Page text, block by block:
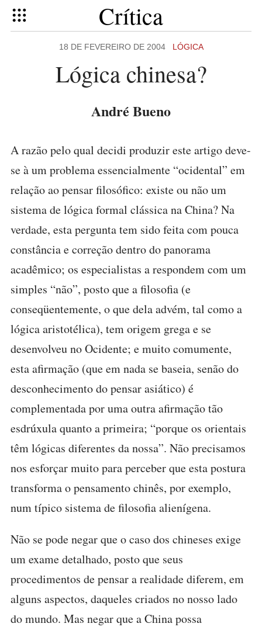
Crítica
18 DE FEVEREIRO DE 2004 LÓGICA
Lógica chinesa?
André Bueno
A razão pelo qual decidi produzir este artigo deve-
se à um problema essencialmente “ocidental” em
relação ao pensar filosófico: existe ou não um
sistema de lógica formal clássica na China? Na
verdade, esta pergunta tem sido feita com pouca
constância e correção dentro do panorama
acadêmico; os especialistas a respondem com um
simples “não”, posto que a filosofia (e
conseqüentemente, o que dela advém, tal como a
lógica aristotélica), tem origem grega e se
desenvolveu no Ocidente; e muito comumente,
esta afirmação (que em nada se baseia, senão do
desconhecimento do pensar asiático) é
complementada por uma outra afirmação tão
esdrúxula quanto a primeira; “porque os orientais
têm lógicas diferentes da nossa”. Não precisamos
nos esforçar muito para perceber que esta postura
transforma o pensamento chinês, por exemplo,
num típico sistema de filosofia alienígena.
Não se pode negar que o caso dos chineses exige
um exame detalhado, posto que seus
procedimentos de pensar a realidade diferem, em
alguns aspectos, daqueles criados no nosso lado
do mundo. Mas negar que a China possa